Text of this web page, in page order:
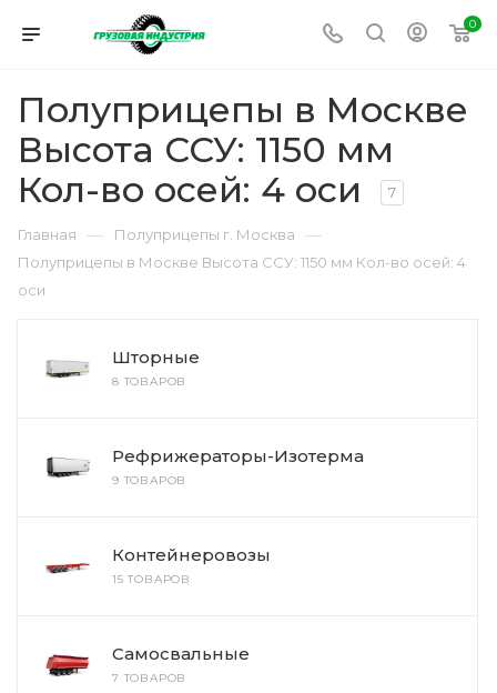
0
Полуприцепы в Москве
Высота ССУ: 1150 мм
Кол-во осей: 4 оси
7
Главная — Полуприцепы г. Москва —
Полуприцепы в Москве Высота ССУ: 1150 мм Кол-во осей: 4
оси
Шторные
8 ТОВАРОВ
Рефрижераторы-Изотерма
9 ТОВАРОВ
Контейнеровозы
15 ТОВАРОВ
Самосвальные
7 ТОВАРОВ